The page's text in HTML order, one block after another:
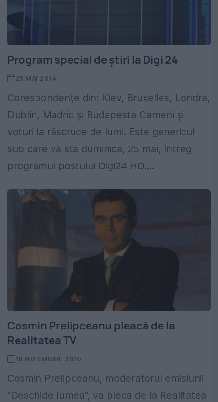
Program special de știri la Digi 24
25 MAI 2014
Corespondenţe din: Kiev, Bruxelles, Londra,
Dublin, Madrid şi Budapesta Oameni şi
voturi la răscruce de lumi. Este genericul
sub care va sta duminică, 25 mai, întreg
programul postului Digi24 HD,...
Cosmin Prelipceanu pleacă de la
Realitatea TV
16 NOIEMBRIE 2010
Cosmin Prelipceanu, moderatorul emisiunii
"Deschide lumea", va pleca de la Realitatea